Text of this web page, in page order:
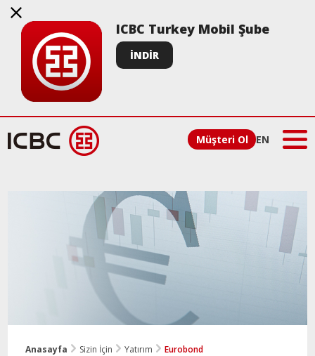
ICBC Turkey Mobil Şube
İNDİR
Müşteri Ol EN
Anasayfa Sizin İçin Yatırım Eurobond